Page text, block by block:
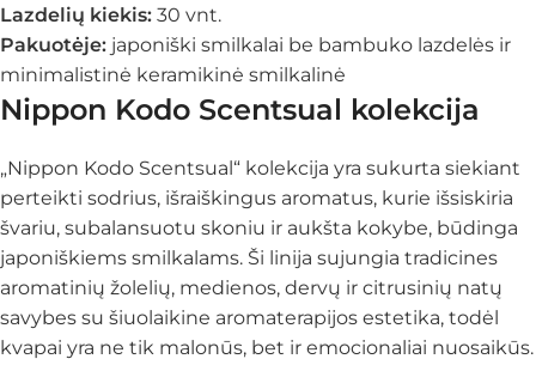
Lazdelių kiekis: 30 vnt.
Pakuotėje: japoniški smilkalai be bambuko lazdelės ir
minimalistinė keramikinė smilkalinė
Nippon Kodo Scentsual kolekcija
„Nippon Kodo Scentsual“ kolekcija yra sukurta siekiant
perteikti sodrius, išraiškingus aromatus, kurie išsiskiria
švariu, subalansuotu skoniu ir aukšta kokybe, būdinga
japoniškiems smilkalams. Ši linija sujungia tradicines
aromatinių žolelių, medienos, dervų ir citrusinių natų
savybes su šiuolaikine aromaterapijos estetika, todėl
kvapai yra ne tik malonūs, bet ir emocionaliai nuosaikūs.